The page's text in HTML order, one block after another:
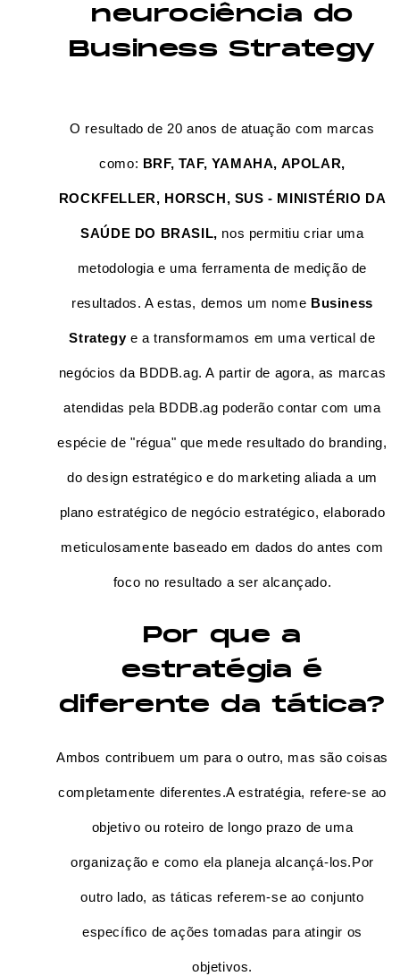
neurociência do
Business Strategy
O resultado de 20 anos de atuação com marcas
como: BRF, TAF, YAMAHA, APOLAR,
ROCKFELLER, HORSCH, SUS - MINISTÉRIO DA
SAÚDE DO BRASIL, nos permitiu criar uma
metodologia e uma ferramenta de medição de
resultados. A estas, demos um nome Business
Strategy e a transformamos em uma vertical de
negócios da BDDB.ag.A partir de agora, as marcas
atendidas pela BDDB.ag poderão contar com uma
espécie de "régua" que mede resultado do branding,
do design estratégico e do marketing aliada a um
plano estratégico de negócio estratégico, elaborado
meticulosamente baseado em dados do antes com
foco no resultado a ser alcançado.
Por que a
estratégia é
diferente da tática?
Ambos contribuem um para o outro, mas são coisas
completamente diferentes.A estratégia, refere-se ao
objetivo ou roteiro de longo prazo de uma
organização e como ela planeja alcançá-los.Por
outro lado, as táticas referem-se ao conjunto
específico de ações tomadas para atingir os
objetivos.